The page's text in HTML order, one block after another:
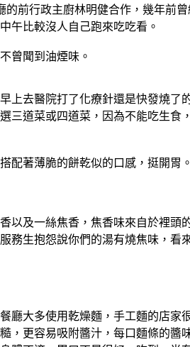
前行政主廚林明健合作，幾年前
午比較沒人自己跑來吃吃看。
曾聞到油煙味。
去醫院打了化療針還是快發燒
道菜或四道菜，因為不能吃生
配著薄脆的餅乾似的口感，挺開胃。
及一絲焦香，焦香味來自於裡
生抱怨說你們的湯有燒焦味，
大多使用乾燥麵，手工麵的店
更容易吸附醬汁，每口麵條的醬